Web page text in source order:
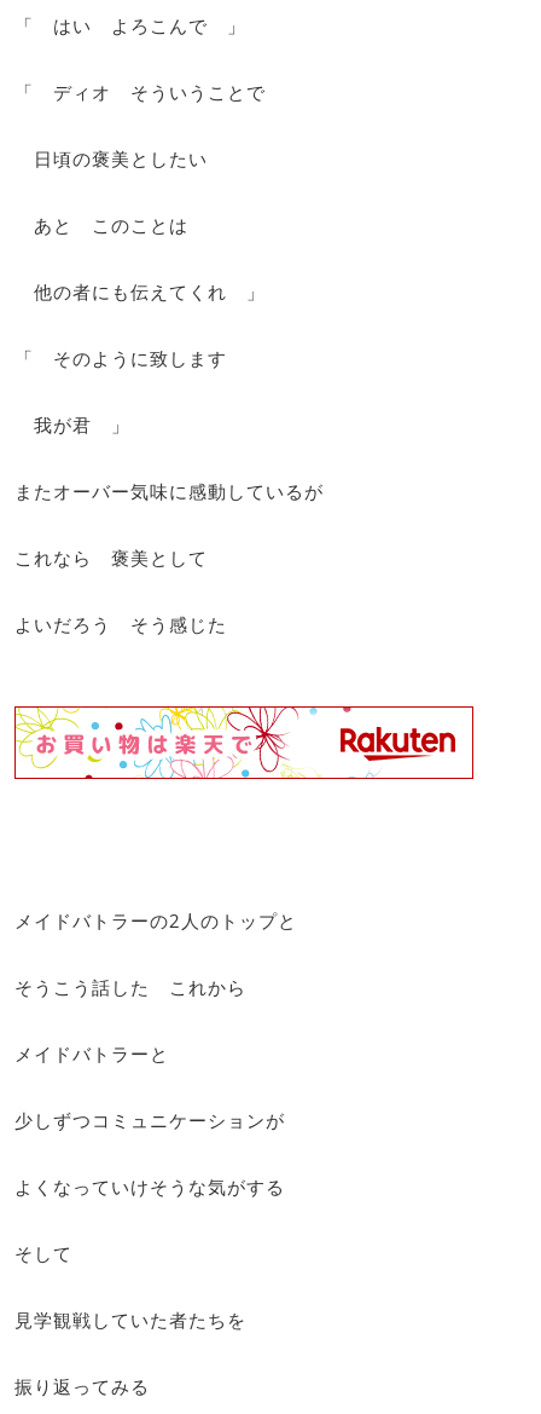
「 はい よろこんで 」
「 ディオ そういうことで
日頃の褒美としたい
あと このことは
他の者にも伝えてくれ 」
「 そのように致します
我が君 」
またオーバー気味に感動しているが
これなら 褒美として
よいだろう そう感じた
メイドバトラーの2人のトップと
そうこう話した これから
メイドバトラーと
少しずつコミュニケーションが
よくなっていけそうな気がする
そして
見学観戦していた者たちを
振り返ってみる